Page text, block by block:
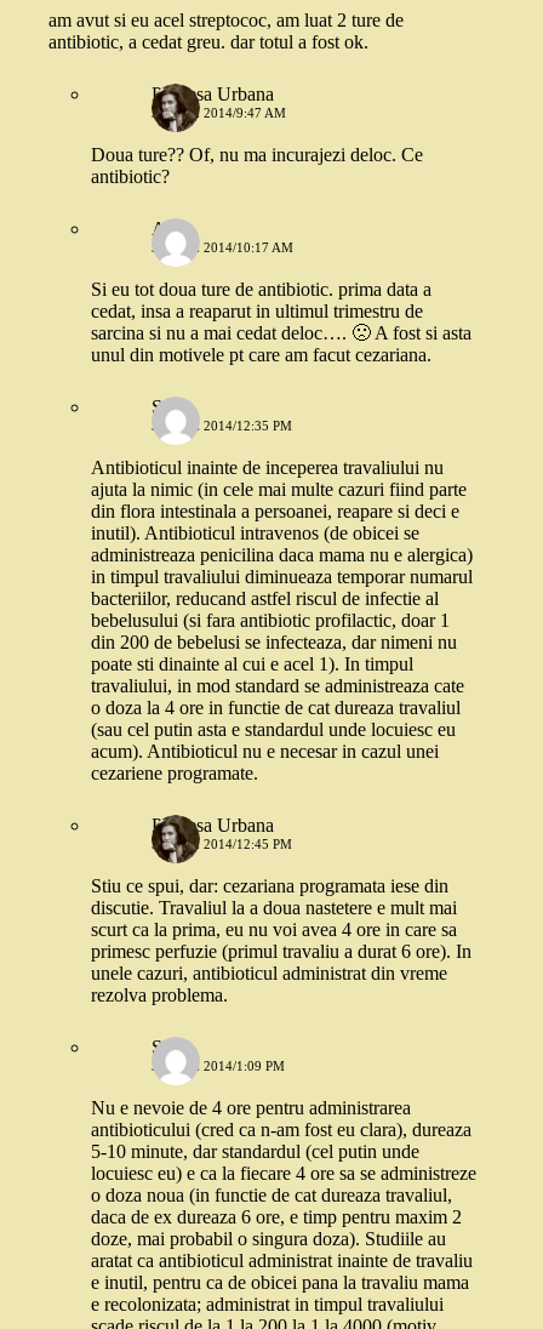
am avut si eu acel streptococ, am luat 2 ture de
antibiotic, a cedat greu. dar totul a fost ok.
Printesa Urbana
3 IUNIE 2014/9:47 AM
Doua ture?? Of, nu ma incurajezi deloc. Ce
antibiotic?
Ana
3 IUNIE 2014/10:17 AM
Si eu tot doua ture de antibiotic. prima data a
cedat, insa a reaparut in ultimul trimestru de
sarcina si nu a mai cedat deloc…. 🙁 A fost si asta
unul din motivele pt care am facut cezariana.
Stefi
3 IUNIE 2014/12:35 PM
Antibioticul inainte de inceperea travaliului nu
ajuta la nimic (in cele mai multe cazuri fiind parte
din flora intestinala a persoanei, reapare si deci e
inutil). Antibioticul intravenos (de obicei se
administreaza penicilina daca mama nu e alergica)
in timpul travaliului diminueaza temporar numarul
bacteriilor, reducand astfel riscul de infectie al
bebelusului (si fara antibiotic profilactic, doar 1
din 200 de bebelusi se infecteaza, dar nimeni nu
poate sti dinainte al cui e acel 1). In timpul
travaliului, in mod standard se administreaza cate
o doza la 4 ore in functie de cat dureaza travaliul
(sau cel putin asta e standardul unde locuiesc eu
acum). Antibioticul nu e necesar in cazul unei
cezariene programate.
Printesa Urbana
3 IUNIE 2014/12:45 PM
Stiu ce spui, dar: cezariana programata iese din
discutie. Travaliul la a doua nastetere e mult mai
scurt ca la prima, eu nu voi avea 4 ore in care sa
primesc perfuzie (primul travaliu a durat 6 ore). In
unele cazuri, antibioticul administrat din vreme
rezolva problema.
Stefi
3 IUNIE 2014/1:09 PM
Nu e nevoie de 4 ore pentru administrarea
antibioticului (cred ca n-am fost eu clara), dureaza
5-10 minute, dar standardul (cel putin unde
locuiesc eu) e ca la fiecare 4 ore sa se administreze
o doza noua (in functie de cat dureaza travaliul,
daca de ex dureaza 6 ore, e timp pentru maxim 2
doze, mai probabil o singura doza). Studiile au
aratat ca antibioticul administrat inainte de travaliu
e inutil, pentru ca de obicei pana la travaliu mama
e recolonizata; administrat in timpul travaliului